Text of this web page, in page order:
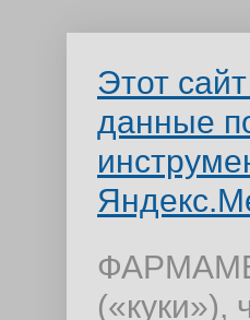
Этот
данные